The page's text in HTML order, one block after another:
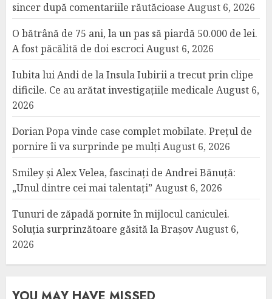
sincer după comentariile răutăcioase August 6, 2026
O bătrână de 75 ani, la un pas să piardă 50.000 de lei.
A fost păcălită de doi escrociAugust 6, 2026
Iubita lui Andi de la Insula Iubirii a trecut prin clipe
dificile. Ce au arătat investigațiile medicale August 6,
2026
Dorian Popa vinde case complet mobilate. Prețul de
pornire îi va surprinde pe mulțiAugust 6, 2026
Smiley și Alex Velea, fascinați de Andrei Bănuță:
„Unul dintre cei mai talentați” August 6, 2026
Tunuri de zăpadă pornite în mijlocul caniculei.
Soluția surprinzătoare găsită la BrașovAugust 6,
2026